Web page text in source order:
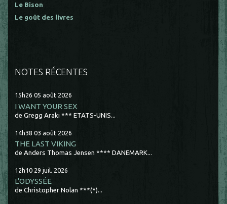
Le Bison
Le goût des livres
NOTES RÉCENTES
15h26 05 août 2026
I WANT YOUR SEX
de Gregg Araki *** ETATS-UNIS...
14h38 03 août 2026
THE LAST VIKING
de Anders Thomas Jensen **** DANEMARK...
12h10 29 juil. 2026
L'ODYSSÉE
de Christopher Nolan ***(*)...